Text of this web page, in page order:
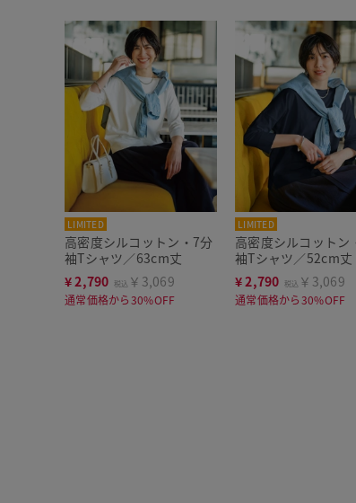
LIMITED
高密度シルコットン・7分
袖Tシャツ／63cm丈
¥2,790 税込 ￥3,069
通常価格から30%OFF
LIMITED
高密度シルコットン
袖Tシャツ／52cm丈
¥2,790 税込 ￥3,069
通常価格から30%OFF